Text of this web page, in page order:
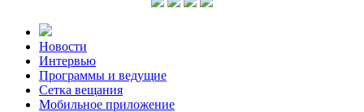
Новости
Интервью
Программы и ведущие
Сетка вещания
Мобильное приложение